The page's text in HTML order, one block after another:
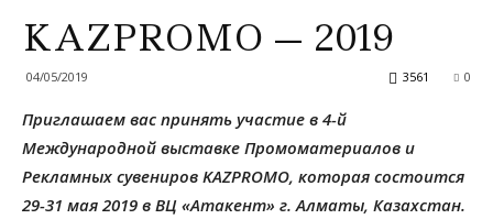
KAZPROMO — 2019
04/05/2019 0
3561
Приглашаем вас принять участие в 4-й
Международной выставке Промоматериалов и
Рекламных сувениров KAZPROMO, которая состоится
29-31 мая 2019 в ВЦ «Атакент» г. Алматы, Казахстан.